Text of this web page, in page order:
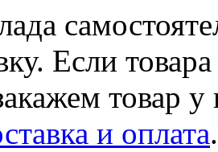
Если
товар
и оплата.